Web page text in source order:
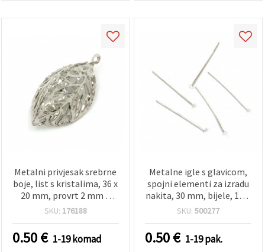
Metalni privjesak srebrne
boje, list s kristalima, 36 x
20 mm, provrt 2 mm –
idealan za izradu nakita i
SKU: 176188
0.50€ 1-19 komad
Metalne igle s glavicom,
spojni elementi za izradu
nakita, 30 mm, bijele, 10 g
(~38 kom)
SKU: 500277
0.50€ 1-19 pak.